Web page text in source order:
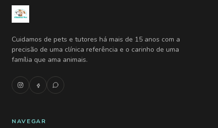
Cuidamos de pets e tutores há mais de 15 anos com a
precisão de uma clínica referência e o carinho de uma
família que ama animais.
NAVEGAR